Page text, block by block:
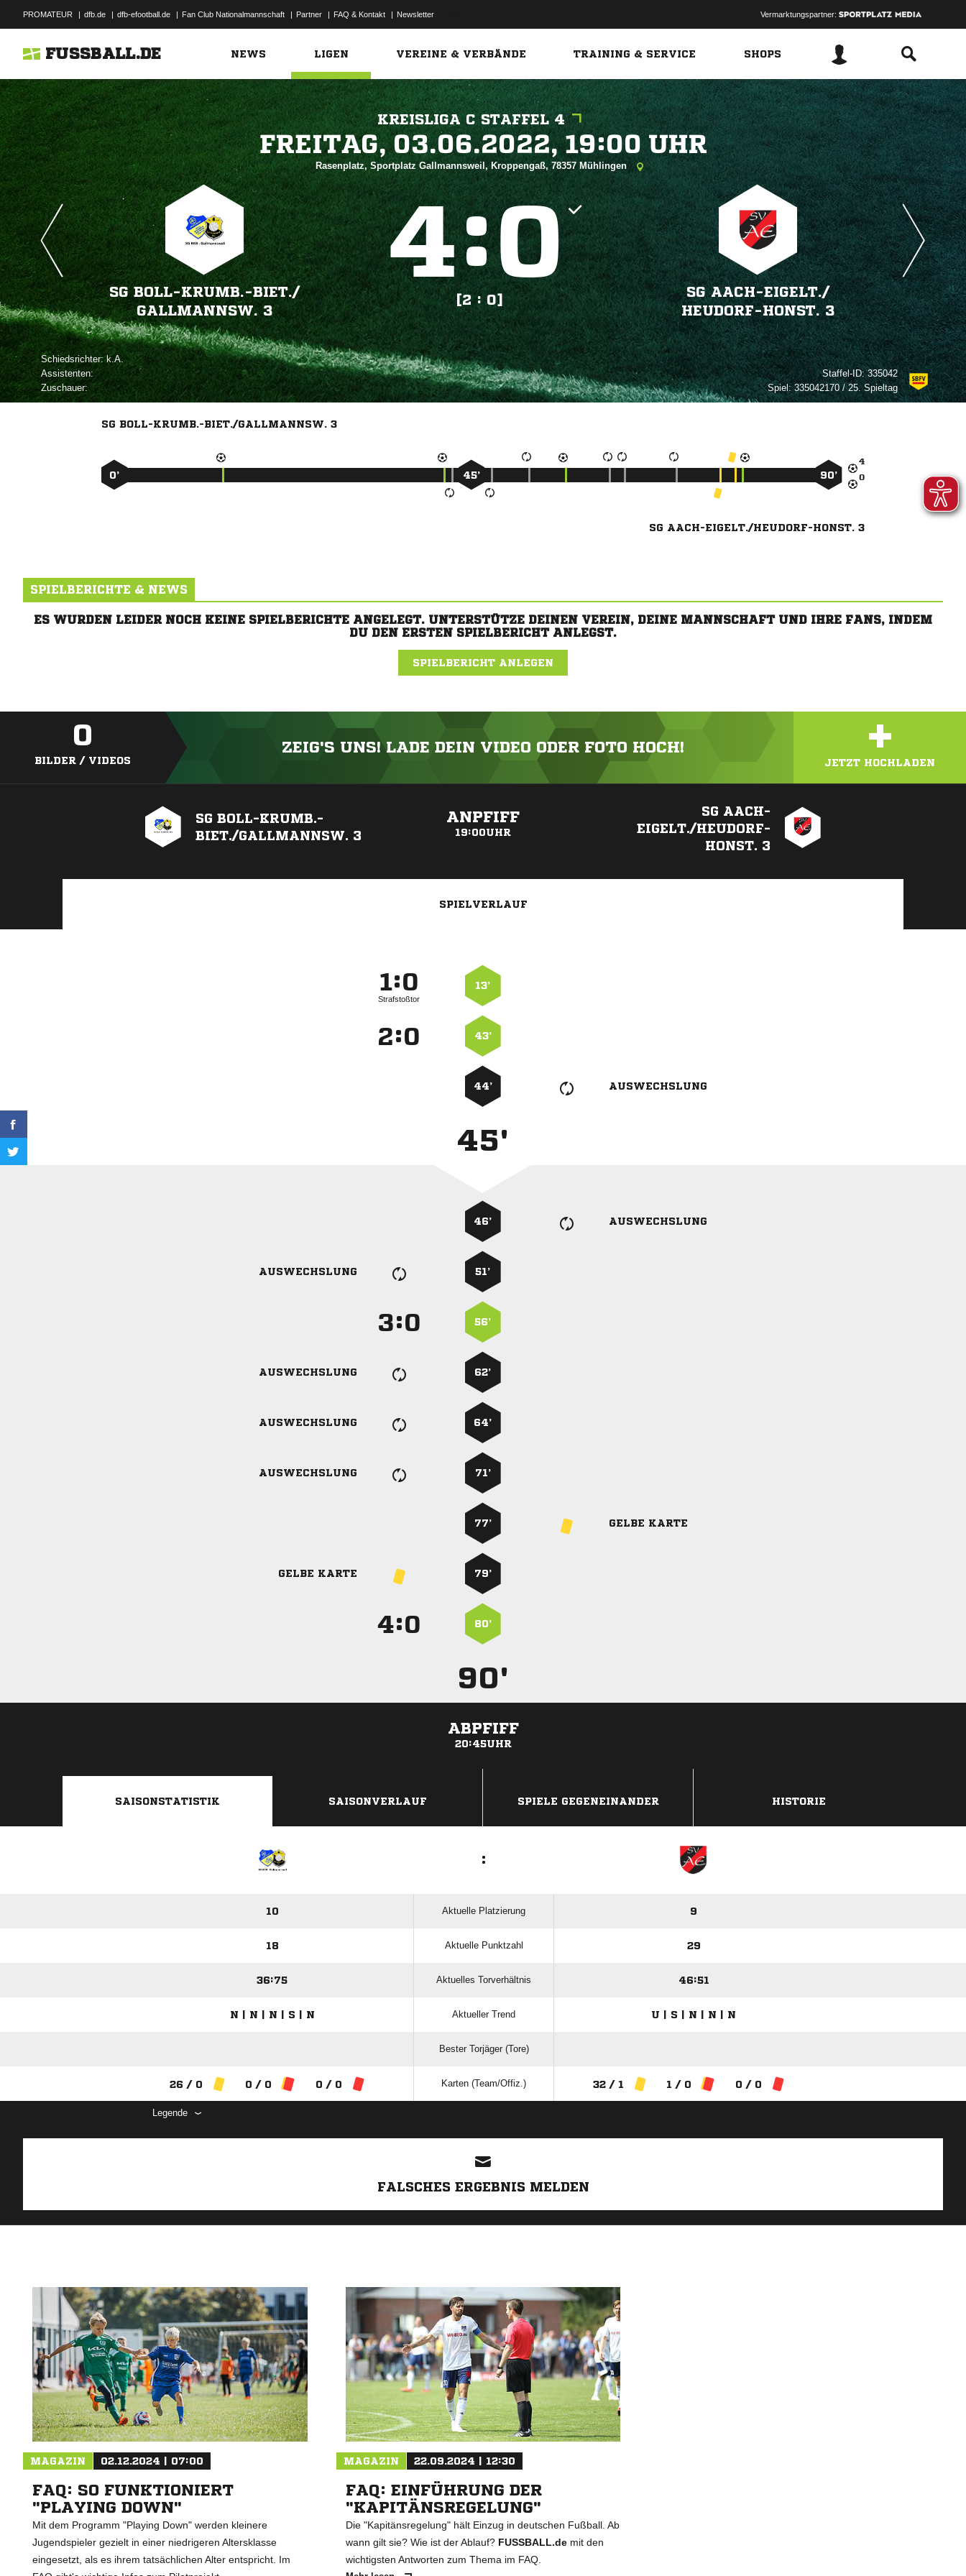
PROMATEUR | dfb.de | dfb-efootball.de | Fan Club Nationalmannschaft | Partner | FAQ & Kontakt | Newsletter Vermarktungspartner:
FUSSBALL.DE NEWS LIGEN VEREINE & VERBÄNDE TRAINING & SERVICE SHOPS
KREISLIGA C STAFFEL 4
   
Rasenplatz, Sportplatz Gallmannsweil, Kroppengaß, 78357 Mühlingen
SG BOLL-KRUMB.-BIET./​
GALLMANNSW. 3
:
[2 : 0]
SG AACH-EIGELT./​
HEUDORF-HONST. 3
Schiedsrichter:
Assistenten:
Zuschauer:
Staffel-ID:335042
Spiel:335042170 / 25. Spieltag
SG BOLL-KRUMB.-BIET./GALLMANNSW. 3


0’ 45’ 90’
SG AACH-EIGELT./HEUDORF-HONST. 3
SPIELBERICHTE & NEWS
ES WURDEN LEIDER NOCH KEINE SPIELBERICHTE ANGELEGT. UNTERSTÜTZE DEINEN VEREIN, DEINE MANNSCHAFT UND IHRE FANS, INDEM
DU DEN ERSTEN SPIELBERICHT ANLEGST.
SPIELBERICHT ANLEGEN
0
BILDER / VIDEOS
ZEIG'S UNS! LADE DEIN VIDEO ODER FOTO HOCH! +
JETZT HOCHLADEN
SG BOLL-KRUMB.-
BIET./GALLMANNSW. 3
ANPFIFF
19:00UHR
SG AACH-
EIGELT./HEUDORF-
HONST. 3
SPIELVERLAUF
:
Strafstoßtor
13’
: 43’
44’ AUSWECHSLUNG
45'
46’ AUSWECHSLUNG
AUSWECHSLUNG 51’
: 56’
AUSWECHSLUNG 62’
AUSWECHSLUNG 64’
AUSWECHSLUNG 71’
77’ GELBE KARTE
GELBE KARTE 79’
: 80’
90'
ABPFIFF
20:45UHR
SAISONSTATISTIK SAISONVERLAUF SPIELE GEGENEINANDER HISTORIE
:
10 Aktuelle Platzierung 9
18 Aktuelle Punktzahl 29
36:75 Aktuelles Torverhältnis 46:51
N | N | N | S | N Aktueller Trend U | S | N | N | N
Bester Torjäger (Tore)
26 / 0 0 / 0 0 / 0 Karten (Team/Offiz.) 32 / 1 1 / 0 0 / 0
Legende
FALSCHES ERGEBNIS MELDEN
MAGAZIN 02.12.2024 | 07:00
FAQ: SO FUNKTIONIERT
"PLAYING DOWN"
Mit dem Programm "Playing Down" werden kleinere
Jugendspieler gezielt in einer niedrigeren Altersklasse
eingesetzt, als es ihrem tatsächlichen Alter entspricht. Im
MAGAZIN 22.09.2024 | 12:30
FAQ: EINFÜHRUNG DER
"KAPITÄNSREGELUNG"
Die "Kapitänsregelung" hält Einzug in deutschen Fußball. Ab
wann gilt sie? Wie ist der Ablauf? FUSSBALL.demit den
wichtigsten Antworten zum Thema im FAQ.